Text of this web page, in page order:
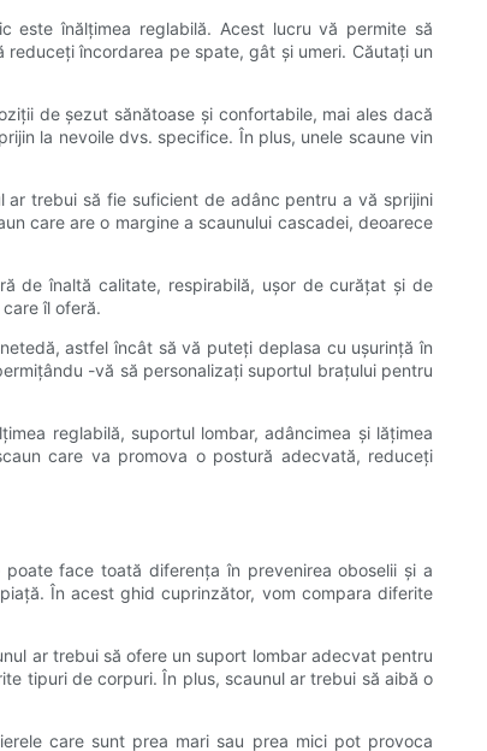
este înălțimea reglabilă. Acest lucru vă permite să
încordarea pe spate, gât și umeri. Căutați un
de șezut sănătoase și confortabile, mai ales dacă
la nevoile dvs. specifice. În plus, unele scaune vin
ar trebui să fie suficient de adânc pentru a vă sprijini
care are o margine a scaunului cascadei, deoarece
de înaltă calitate, respirabilă, ușor de curățat și de
îl oferă.
astfel încât să vă puteți deplasa cu ușurință în
-vă să personalizați suportul brațului pentru
reglabilă, suportul lombar, adâncimea și lățimea
care va promova o postură adecvată, reduceți
face toată diferența în prevenirea oboselii și a
În acest ghid cuprinzător, vom compara diferite
ar trebui să ofere un suport lombar adecvat pentru
tipuri de corpuri. În plus, scaunul ar trebui să aibă o
care sunt prea mari sau prea mici pot provoca